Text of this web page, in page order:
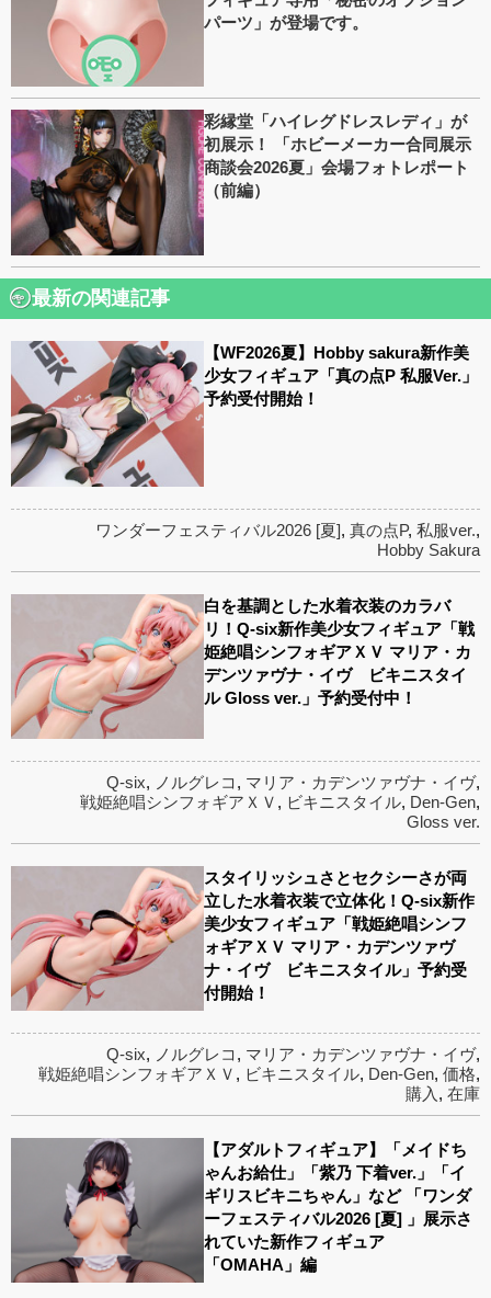
パーツ」が登場です。
彩縁堂「ハイレグドレスレディ」が
初展示！ 「ホビーメーカー合同展示
商談会2026夏」会場フォトレポート
（前編）
最新の関連記事
【WF2026夏】Hobby sakura新作美
少女フィギュア「真の点P 私服Ver.」
予約受付開始！
ワンダーフェスティバル2026 [夏], 真の点P, 私服ver.,
Hobby Sakura
白を基調とした水着衣装のカラバ
リ！Q-six新作美少女フィギュア「戦
姫絶唱シンフォギアＸＶ マリア・カ
デンツァヴナ・イヴ ビキニスタイ
ル Gloss ver.」予約受付中！
Q-six, ノルグレコ , マリア・カデンツァヴナ・イヴ,
戦姫絶唱シンフォギアＸＶ , ビキニスタイル, Den-Gen,
Gloss ver.
スタイリッシュさとセクシーさが両
立した水着衣装で立体化！Q-six新作
美少女フィギュア「戦姫絶唱シンフ
ォギアＸＶ マリア・カデンツァヴ
ナ・イヴ ビキニスタイル」予約受
付開始！
Q-six, ノルグレコ , マリア・カデンツァヴナ・イヴ,
戦姫絶唱シンフォギアＸＶ , ビキニスタイル, Den-Gen, 価格,
購入 , 在庫
【アダルトフィギュア】「メイドち
ゃんお給仕」「紫乃 下着ver.」「イ
ギリスビキニちゃん」など 「ワンダ
ーフェスティバル2026 [夏] 」展示さ
れていた新作フィギュア
「OMAHA」編